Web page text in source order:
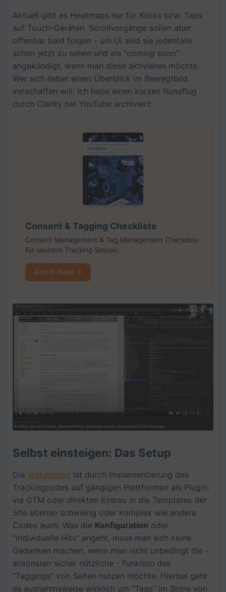
Aktuell gibt es Heatmaps nur für Klicks bzw. Taps
auf Touch-Geräten. Scrollvorgänge sollen aber
offenbar bald folgen - um UI sind sie jedenfalls
schon jetzt zu sehen und als "coming soon"
angekündigt, wenn man diese aktivieren möchte.
Wer sich lieber einen Überblick im Bewegtbild
verschaffen will: Ich habe einen kurzen Rundflug
durch Clarity bei YouTube archiviert:
Consent & Tagging Checkliste
Consent Management & Tag Management Checkliste
für saubere Tracking Setups.
Zum E-Book →
Selbst einsteigen: Das Setup
Die Installation ist durch Implementierung des
Trackingcodes auf gängigen Plattformen als Plugin,
via GTM oder direkten Einbau in die Templates der
Site ebenso schwierig oder komplex wie andere
Codes auch. Was die Konfiguration oder
"individuelle Hits" angeht, muss man sich keine
Gedanken machen, wenn man nicht unbedingt die -
ansonsten sicher nützliche - Funktion des
"Taggings" von Seiten nutzen möchte. Hierbei geht
es ausnahmsweise wirklich um "Tags" im Sinne von